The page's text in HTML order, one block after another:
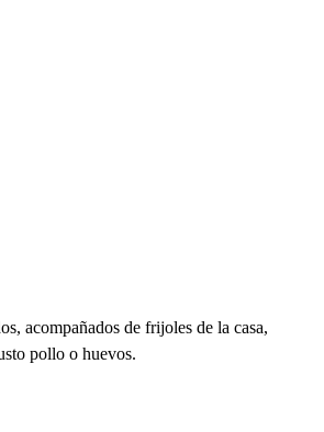
acompañados de frijoles de la casa,
pollo o huevos.